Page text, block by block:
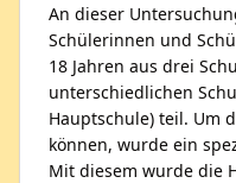
An dieser
Schülerinnen und
18 Jahren aus drei
unterschiedlichen
Hauptschule) teil. Um
können, wurde ein
Mit diesem wurde die